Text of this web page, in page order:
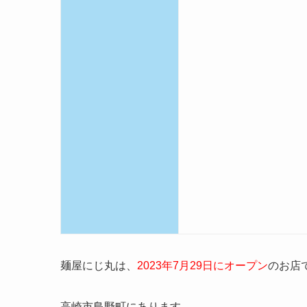
麺屋にじ丸は、 2023年7月29日 にオープンのお店